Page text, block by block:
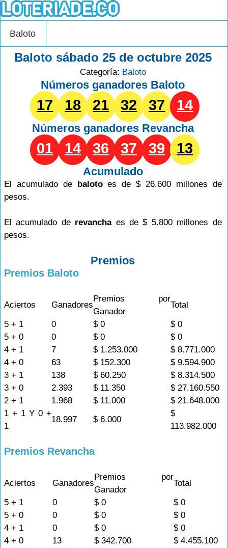
Baloto
Baloto sábado 25 de octubre 2025
Categoría: Baloto
Números ganadores Baloto
17 18 21 32 37 14
Números ganadores Revancha
01 14 36 37 39 13
Acumulado
El acumulado de balotoes de $ 26.600 millones de
pesos.
El acumulado de revanchaes de $ 5.800 millones de
pesos.
Premios
Premios Baloto
Aciertos Ganadores
Premios por
Ganador
Total
5 + 1
0 $ 0
$ 0
5 + 0
0 $ 0
$ 0
4 + 1
7 $ 1.253.000
$ 8.771.000
4 + 0
63 $ 152.300
$ 9.594.900
3 + 1
138 $ 60.250
$ 8.314.500
3 + 0
2.393 $ 11.350
$ 27.160.550
2 + 1
1.968 $ 11.000
$ 21.648.000
1 + 1 Y 0 +
1
18.997 $ 6.000
$
113.982.000
Premios Revancha
Aciertos Ganadores
Premios por
Ganador
Total
5 + 1
0 $ 0
$ 0
5 + 0
0 $ 0
$ 0
4 + 1
0 $ 0
$ 0
4 + 0
13 $ 342.700
$ 4.455.100